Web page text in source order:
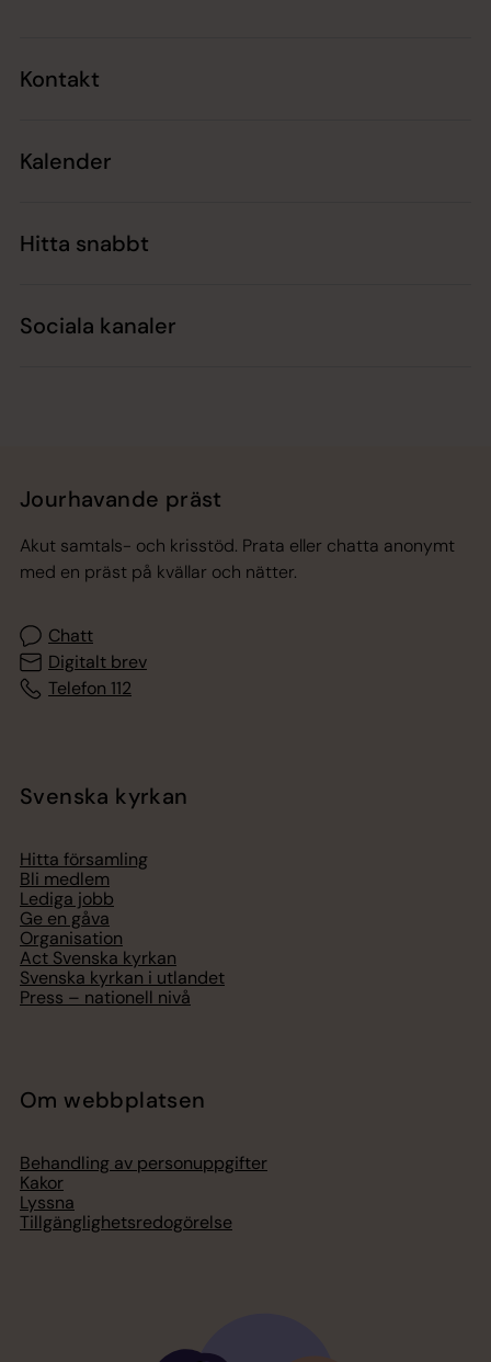
Kontakt
Kalender
Hitta snabbt
Sociala kanaler
Jourhavande präst
Akut samtals- och krisstöd. Prata eller chatta anonymt
med en präst på kvällar och nätter.
Chatt
Digitalt brev
Telefon 112
Svenska kyrkan
Hitta församling
Bli medlem
Lediga jobb
Ge en gåva
Organisation
Act Svenska kyrkan
Svenska kyrkan i utlandet
Press – nationell nivå
Om webbplatsen
Behandling av personuppgifter
Kakor
Lyssna
Tillgänglighetsredogörelse